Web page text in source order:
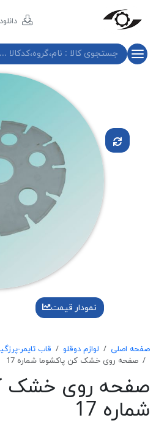
نمودار قیمت
صفحه اصلی لوازم دوقلو
قاب تایمر-
صفحه روی خشک كن پاكشوما شماره 17
صفحه روی خشک
شماره 17